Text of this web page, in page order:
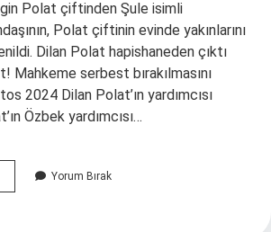
Polat çiftinden Şule isimli
Polat çiftinin evinde yakınlarını
Dilan Polat hapishaneden çıktı
Mahkeme serbest bırakılmasını
2024 Dilan Polat’ın yardımcısı
Özbek yardımcısı…
Yorum Bırak